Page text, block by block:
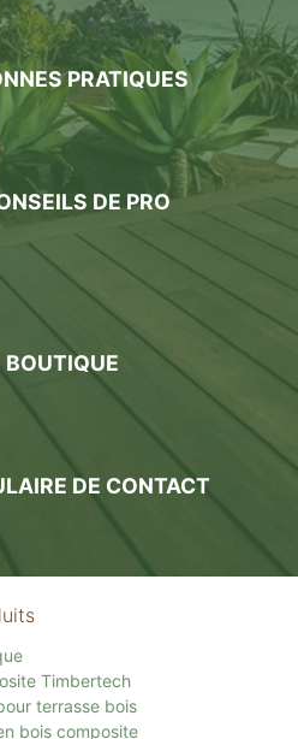
PRATIQUES
DE PRO
BOUTIQUE
DE CONTACT
Timbertech
terrasse bois
bois composite